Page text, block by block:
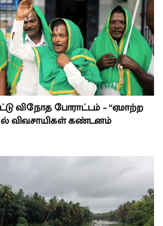
விநோத போராட்டம் – “ஏமாற்ற
விவசாயிகள் கண்டனம்